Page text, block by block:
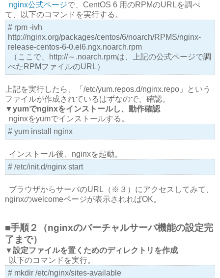
nginx公式ページで、CentOS 6 用のRPMのURLを調べ
て、以下のコマンドを実行する。
# rpm -ivh
http://nginx.org/packages/centos/6/noarch/RPMS/nginx-
release-centos-6-0.el6.ngx.noarch.rpm
（ここで、http://～.noarch.rpmは、上記の公式ページで調
べたRPMファイルのURL）
上記を実行したら、「/etc/yum.repos.d/nginx.repo」という
ファイルが作成されているはずなので、確認。
▼yumでnginxをインストールし、動作確認
nginxをyumでインストールする。
# yum install nginx
インストール後、nginxを起動。
# /etc/init.d/nginx start
ブラウザからサーバのURL（※３）にアクセスしてみて、
nginxのwelcomeページが表示されればOK。
■手順２（nginxのバーチャルサーバ機能の設定完
了まで）
▼設定ファイルを置くためのディレクトリを作成
以下のコマンドを実行。
# mkdir /etc/nginx/sites-available